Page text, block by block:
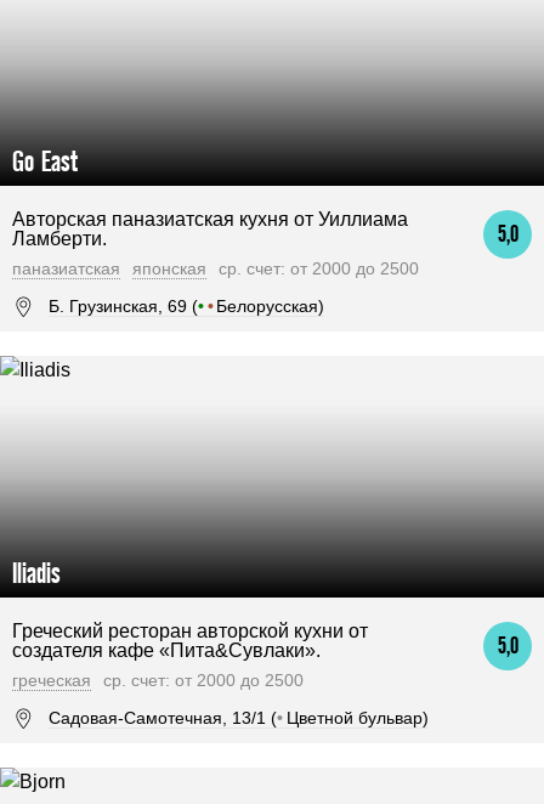
Go East
5,0
Авторская паназиатская кухня от Уиллиама
Ламберти.
паназиатская японская
ср. счет: от 2000 до 2500
Б. Грузинская, 69 (•• Белорусская)
Iliadis
5,0
Греческий ресторан авторской кухни от
создателя кафе «Пита&Сувлаки».
греческая
ср. счет: от 2000 до 2500
Садовая-Самотечная, 13/1 (• Цветной бульвар)